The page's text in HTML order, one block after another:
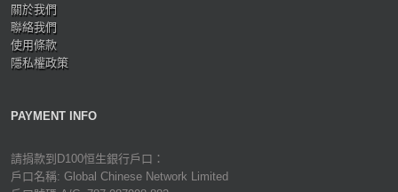
關於我們
聯絡我們
使用條款
隱私權政策
PAYMENT INFO
請捐款到D100恒生銀行戶口：
戶口名稱: Global Chinese Network Limited